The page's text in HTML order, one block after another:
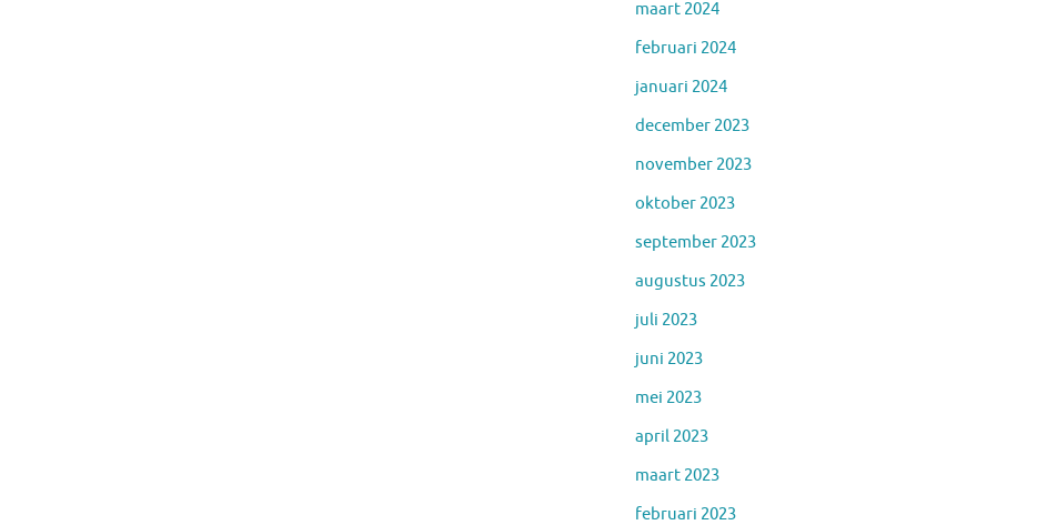
maart 2024
februari 2024
januari 2024
december 2023
november 2023
oktober 2023
september 2023
augustus 2023
juli 2023
juni 2023
mei 2023
april 2023
maart 2023
februari 2023